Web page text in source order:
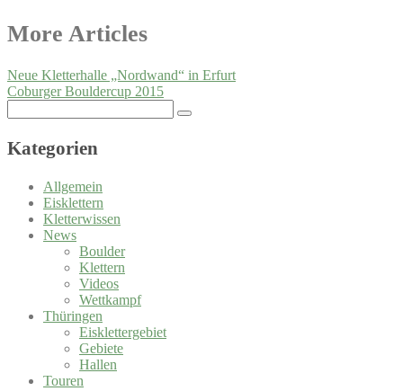
Post
More Articles
Neue Kletterhalle „Nordwand“ in Erfurt
Coburger Bouldercup 2015
for:
Kategorien
Allgemein
Eisklettern
Kletterwissen
News
Boulder
Klettern
Videos
Wettkampf
Thüringen
Eisklettergebiet
Gebiete
Hallen
Touren